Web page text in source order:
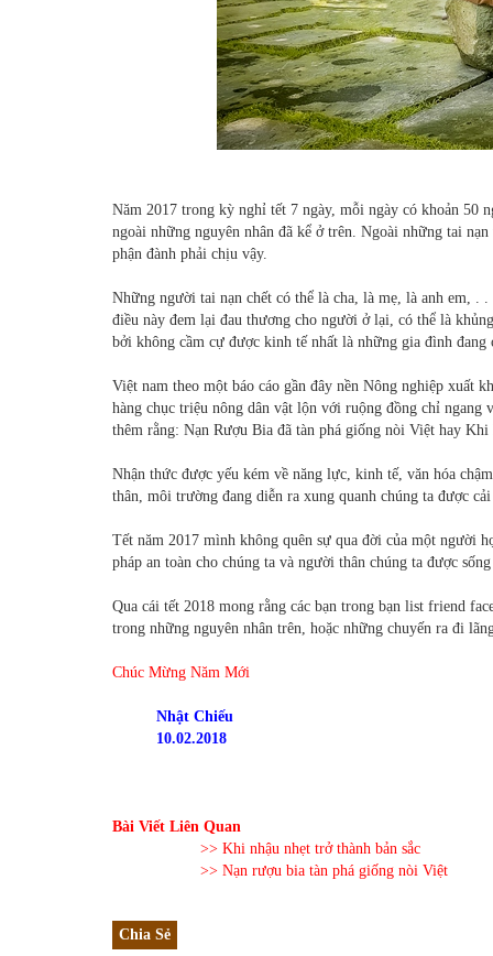
Năm 2017 trong kỳ nghỉ tết 7 ngày, mỗi ngày có khoản 50
ngoài những nguyên nhân đã kể ở trên. Ngoài những tai
phận đành phải chịu vậy.
Những người tai nạn chết có thể là cha, là mẹ, là anh em,
điều này đem lại đau thương cho người ở lại, có thể là
bởi không cầm cự được kinh tế nhất là những gia đình
Việt nam theo một báo cáo gần đây nền Nông nghiệp xuất
hàng chục triệu nông dân vật lộn với ruộng đồng chỉ ngang
thêm rằng: Nạn Rượu Bia đã tàn phá giống nòi Việt hay Khi
Nhận thức được yếu kém về năng lực, kinh tế, văn hóa
thân, môi trường đang diễn ra xung quanh chúng ta được
Tết năm 2017 mình không quên sự qua đời của một người
pháp an toàn cho chúng ta và người thân chúng ta được
Qua cái tết 2018 mong rằng các bạn trong bạn list friend
trong những nguyên nhân trên, hoặc những chuyến ra đi
Chúc Mừng Năm Mới
Nhật Chiếu
10.02.2018
Bài Viết Liên Quan
>> Khi nhậu nhẹt trở thành bản sắc
>> Nạn rượu bia tàn phá giống nòi Việt
Chia Sẻ